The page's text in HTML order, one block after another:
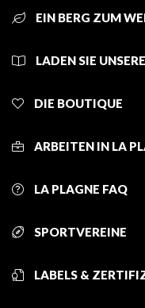
EIN BERG ZUM
LADEN SIE
DIE BOUTIQUE
ARBEITEN IN LA
LA PLAGNE FAQ
SPORTVEREINE
LABELS &